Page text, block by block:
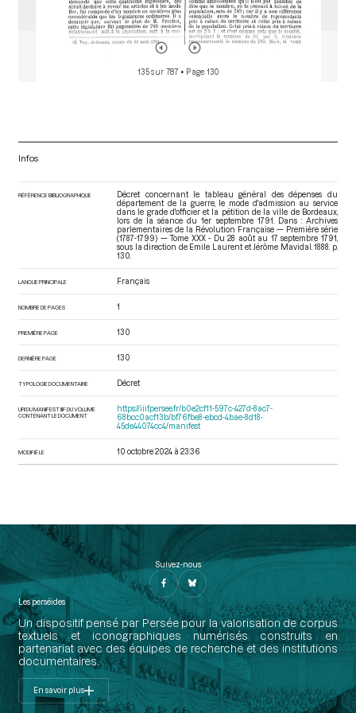
135 sur 787 • Page 130
Infos
RÉFÉRENCE BIBLIOGRAPHIQUE
Décret concernant le tableau général des dépenses du
département de la guerre, le mode d'admission au service
dans le grade d'officier et la pétition de la ville de Bordeaux,
lors de la séance du 1er septembre 1791. Dans : Archives
parlementaires de la Révolution Française — Première série
(1787-1799) — Tome XXX - Du 28 août au 17 septembre 1791
sous la direction de Emile Laurent et Jérôme Mavidal. 1888. p.
130.
LANGUE PRINCIPALE Français
NOMBRE DE PAGES 1
PREMIÈRE PAGE 130
DERNIÈRE PAGE 130
TYPOLOGIE DOCUMENTAIRE Décret
URI DU MANIFEST IIIF DU VOLUME
CONTENANT LE DOCUMENT
https://iiif.persee.fr/b0e2cf11-597c-427d-8ac7-
68bcc0acf13b/bf76fbe8-ebcd-4bae-8d18-
45de44074cc4/manifest
MODIFIÉ LE 10 octobre 2024 à 23:36
Suivez-nous
Les perséides
Un dispositif pensé par Persée pour la valorisation de corpus
textuels et iconographiques numérisés construits en
partenariat avec des équipes de recherche et des institutions
documentaires.
En savoir plus